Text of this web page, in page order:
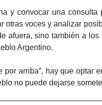
y convocar una
otras voces y analizar
afuera, sino también a
Argentino.
por arriba”, hay que optar
no puede dejarse